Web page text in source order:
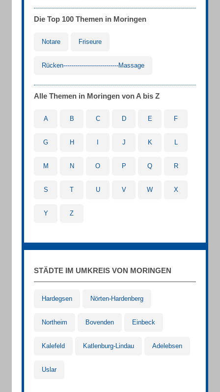
Die Top 100 Themen in Moringen
Notare Friseure
Rücken----------------------------Massage
Alle Themen in Moringen von A bis Z
A B C D E F
G H J K L
M N O P Q R
S T U V W X
Y Z
STÄDTE IM UMKREIS VON MORINGEN
Hardegsen Nörten-Hardenberg
Northeim Bovenden Einbeck
Kalefeld Katlenburg-Lindau Adelebsen
Uslar